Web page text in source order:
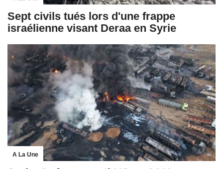
Sept civils tués lors d'une frappe
israélienne visant Deraa en Syrie
A La Une